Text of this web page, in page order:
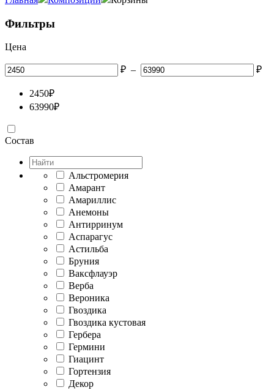
Фильтры
Цена
₽ – ₽
2450₽
63990₽
Состав
Альстромерия
Амарант
Амариллис
Анемоны
Антирринум
Аспарагус
Астильба
Бруния
Ваксфлауэр
Верба
Вероника
Гвоздика
Гвоздика кустовая
Гербера
Гермини
Гиацинт
Гортензия
Декор